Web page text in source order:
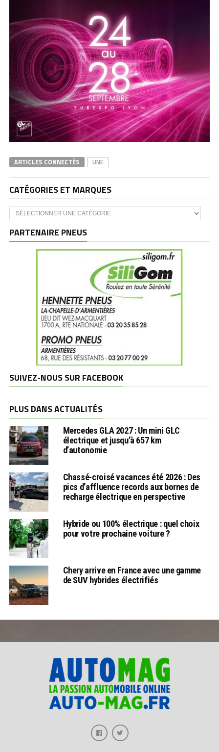
ARTICLES CONNECTÉS UNE
CATÉGORIES ET MARQUES
Catégories
et
PARTENAIRE PNEUS
SUIVEZ-NOUS SUR FACEBOOK
PLUS DANS ACTUALITÉS
Mercedes GLA 2027 : Un mini GLC
électrique et jusqu’à 657 km
d’autonomie
Chassé-croisé vacances été 2026 : Des
pics d’affluence records aux bornes de
recharge électrique en perspective
Hybride ou 100% électrique : quel choix
pour votre prochaine voiture ?
Chery arrive en France avec une gamme
de SUV hybrides électrifiés